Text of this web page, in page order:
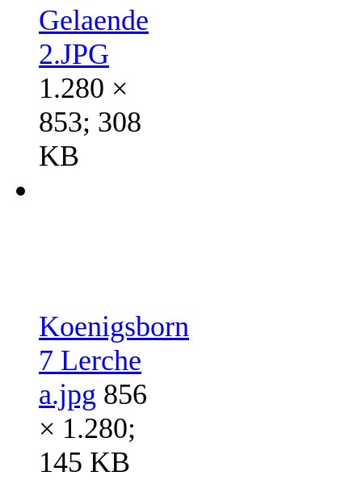
Gelaende
2.JPG
1.280 ×
853; 308
KB
Koenigsborn
7 Lerche
a.jpg 856
× 1.280;
145 KB